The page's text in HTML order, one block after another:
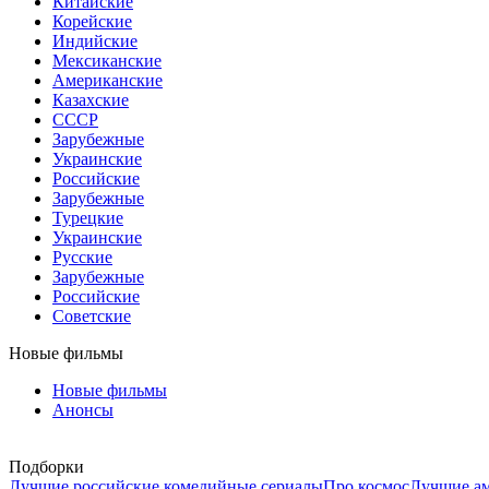
Корейские
Индийские
Мексиканские
Американские
Казахские
СССР
Зарубежные
Украинские
Российские
Зарубежные
Турецкие
Украинские
Русские
Зарубежные
Российские
Советские
Новые фильмы
Новые фильмы
Анонсы
Подборки